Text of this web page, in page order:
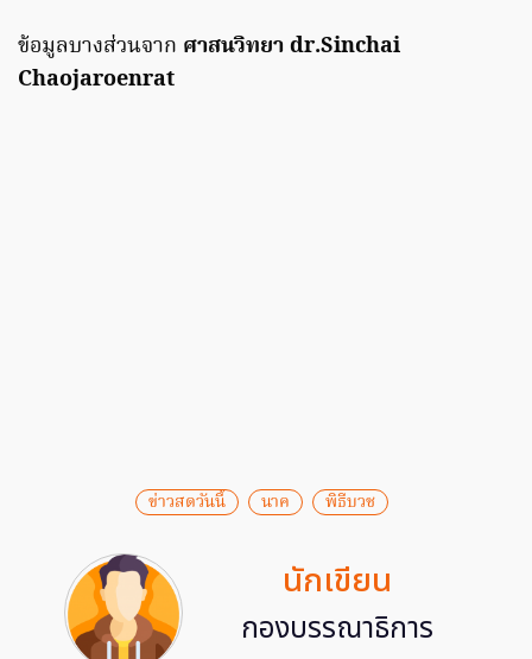
ข้อมูลบางส่วนจาก ศาสนวิทยา dr.Sinchai
Chaojaroenrat
ข่าวสดวันนี้ นาค พิธีบวช
นักเขียน
กองบรรณาธิการ